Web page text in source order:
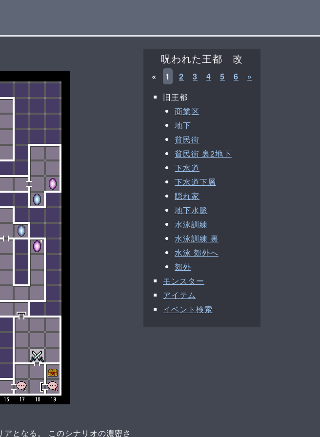
となる。 このシナリオの濃密さ
呪われた王都 改
« 1 2 3 4 5 6
»
旧王都
商業区
地下
貧民街
貧民街 裏2地下
下水道
下水道下層
隠れ家
地下水脈
水泳訓練
水泳訓練 裏
水泳 郊外へ
郊外
モンスター
アイテム
イベント検索